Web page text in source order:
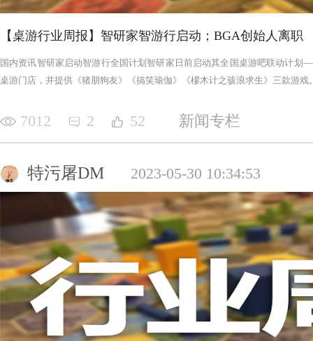
【桌游行业周报】智研家智游行启动；BGA创始人离职
国内资讯智研家启动智游行全国计划智研家日前启动其全国桌游吧联动计
桌游门店，并提供《猪朋狗友》《搞笑瑜伽》《樛木计之骇浪求生》三款游戏
7012 2 52 新闻专栏
特污屠DM 2023-05-30 10:34:53